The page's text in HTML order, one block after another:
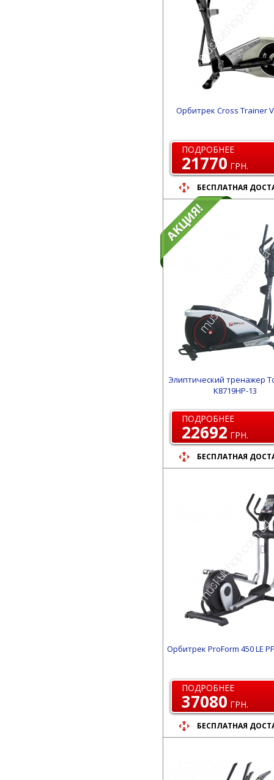
Орбитрек Cross Trainer
ПОДРОБНЕЕ
21770 ГРН.
БЕСПЛАТНАЯ
Элиптический тренажер
K8719HP-13
ПОДРОБНЕЕ
22692 ГРН.
БЕСПЛАТНАЯ
Орбитрек ProForm 450 LE
ПОДРОБНЕЕ
37080 ГРН.
БЕСПЛАТНАЯ